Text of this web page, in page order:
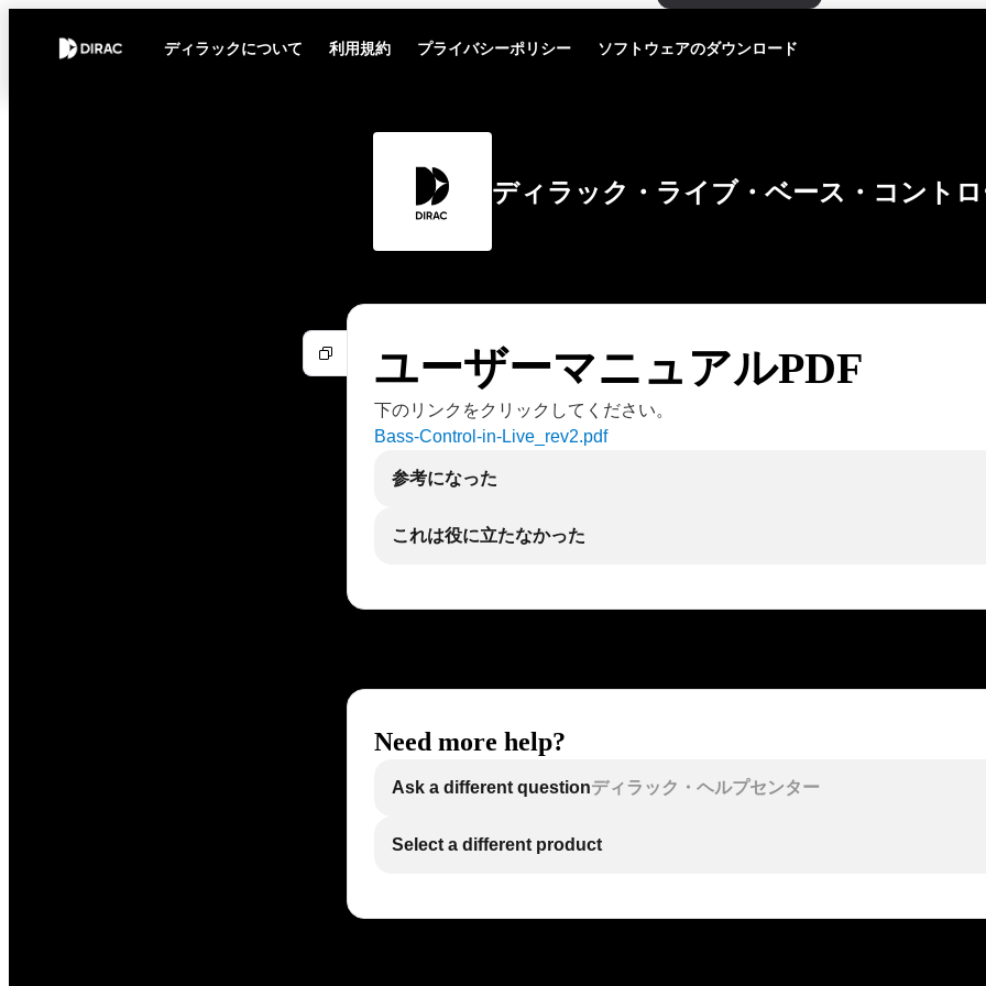
ディラックについて 利用規約 プライバシーポリシー ソフトウェアのダウンロード
ディラック・ライブ・ベース・コント
ユーザーマニュアルPDF
下のリンクをクリックしてください。
Bass-Control-in-Live_rev2.pdf
参考になった
これは役に立たなかった
Need more help?
Ask a different questionディラック・ヘルプセンター
Select a different product